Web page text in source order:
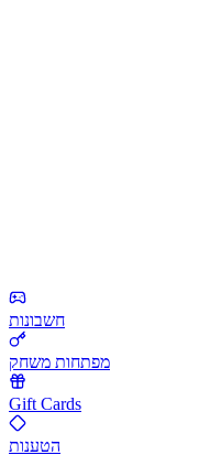
חשבונות
מפתחות משחק
Gift Cards
הטענות